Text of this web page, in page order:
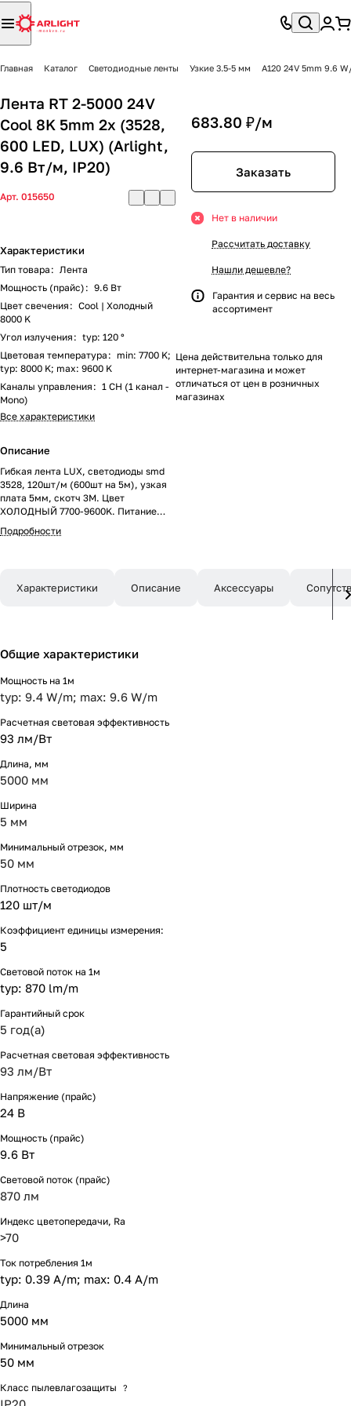
Главная Каталог Светодиодные ленты Узкие 3.5-5 мм A120 24V 5mm 9.6
Лента RT 2-5000 24V
Cool 8K 5mm 2x (3528,
600 LED, LUX) (Arlight,
9.6 Вт/м, IP20)
Арт. 015650
Характеристики
Тип товара : Лента
Мощность (прайс) : 9.6 Вт
Цвет свечения : Cool | Холодный
8000 K
Угол излучения : typ: 120 °
Цветовая температура : min: 7700 K;
typ: 8000 K; max: 9600 K
Каналы управления : 1 CH (1 канал -
Mono)
Все характеристики
Описание
Гибкая лента LUX, светодиоды smd
3528, 120шт/м (600шт на 5м), узкая
плата 5мм, скотч 3М. Цвет
ХОЛОДНЫЙ 7700-9600K. Питание
24V, мощность 9.6 Вт/м (48 Вт на 5м),
угол 120°, цветопередача CRI>70.
на профиль.
Подробности
683.80 ₽/м
Заказать
Нет в наличии
Рассчитать доставку
Нашли дешевле?
Гарантия и сервис на весь
ассортимент
Цена действительна только для
интернет-магазина и может
отличаться от цен в розничных
магазинах
Характеристики Описание Аксессуары
Общие характеристики
Мощность на 1м
typ: 9.4 W/m; max: 9.6 W/m
Расчетная световая эффективность
93 лм/Вт
Длина, мм
5000 мм
Ширина
5 мм
Минимальный отрезок, мм
50 мм
Плотность светодиодов
120 шт/м
Коэффициент единицы измерения:
5
Световой поток на 1м
typ: 870 lm/m
Гарантийный срок
5 год(а)
Расчетная световая эффективность
93 лм/Вт
Напряжение (прайс)
24 В
Мощность (прайс)
9.6 Вт
Световой поток (прайс)
870 лм
Индекс цветопередачи, Ra
>70
Ток потребления 1м
typ: 0.39 A/m; max: 0.4 A/m
Длина
5000 мм
Минимальный отрезок
50 мм
Класс пылевлагозащиты ?